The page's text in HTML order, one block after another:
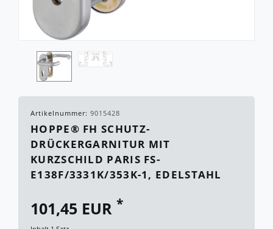
Artikelnummer: 9015428
HOPPE® FH SCHUTZ-
DRÜCKERGARNITUR MIT
KURZSCHILD PARIS FS-
E138F/3331K/353K-1, EDELSTAHL
101,45 EUR *